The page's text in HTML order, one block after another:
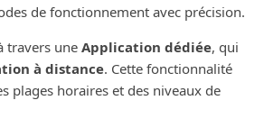
de fonctionnement avec précision.
travers une Application dédiée, qui
à distance. Cette fonctionnalité
plages horaires et des niveaux de